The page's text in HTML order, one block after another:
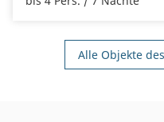
Alle Objekte